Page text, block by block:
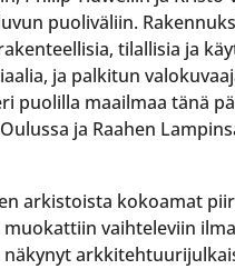
puoliväliin.
tilallisia ja
ja palkitun
puolilla maailmaa tänä
ja Raahen
arkistoista kokoamat
vaihteleviin